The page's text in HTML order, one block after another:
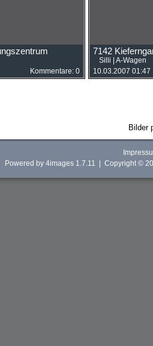
Kommentare: 0
7142
Silli
A-Wagen
10.03.2007 01:47
Bilder
Powered by 4images 1.7.11 | Copyright ©